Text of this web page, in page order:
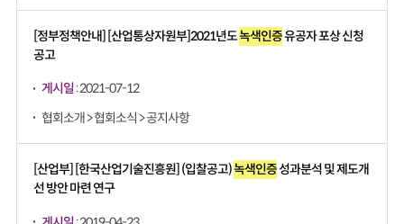
[정부정책안내] [산업통상자원부]2021년도녹색인증유공자 포상 신청
공고
게시일 : 2021-07-12
협회소개 > 협회소식 > 공지사항
[산업부] [한국산업기술진흥원] (입찰공고)녹색인증성과분석 및 제도개
선 방안 마련 연구